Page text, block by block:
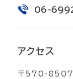
06-
アクセス
〒570-8507